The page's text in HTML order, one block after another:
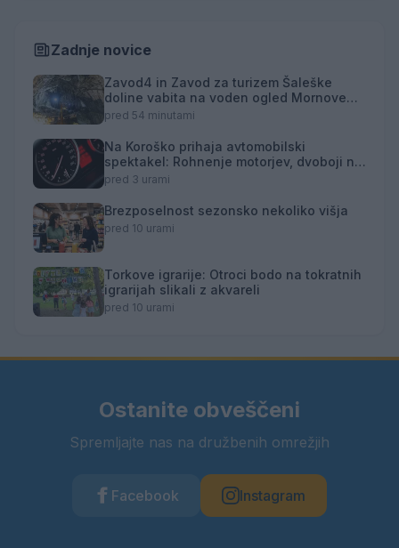
Zadnje novice
Zavod4 in Zavod za turizem Šaleške
doline vabita na voden ogled Mornove
zijalke
pred 54 minutami
Na Koroško prihaja avtomobilski
spektakel: Rohnenje motorjev, dvoboji na
progah in atraktivni Car Meet
pred 3 urami
Brezposelnost sezonsko nekoliko višja
pred 10 urami
Torkove igrarije: Otroci bodo na tokratnih
igrarijah slikali z akvareli
pred 10 urami
Ostanite obveščeni
Spremljajte nas na družbenih omrežjih
Facebook Instagram